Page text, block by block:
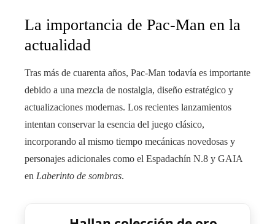
La importancia de Pac-Man en la
actualidad
Tras más de cuarenta años, Pac-Man todavía es importante
debido a una mezcla de nostalgia, diseño estratégico y
actualizaciones modernas. Los recientes lanzamientos
intentan conservar la esencia del juego clásico,
incorporando al mismo tiempo mecánicas novedosas y
personajes adicionales como el Espadachín N.8 y GAIA
en Laberinto de sombras.